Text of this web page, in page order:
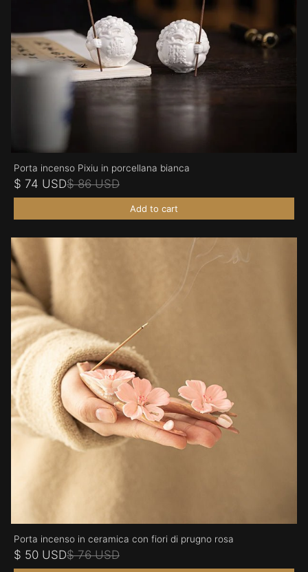
Porta incenso Pixiu in porcellana bianca
$ 74 USD$ 86 USD
Add to cart
Porta incenso in ceramica con fiori di prugno rosa
$ 50 USD$ 76 USD